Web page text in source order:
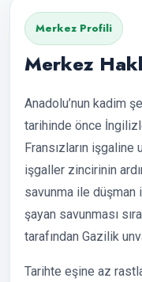
Merkez Profili
Merkez
Anadolu’nun kadim
tarihinde önce
Fransızların işgaline
işgaller zincirinin
savunma ile düşman
şayan savunması
tarafından Gazilik
Tarihte eşine az